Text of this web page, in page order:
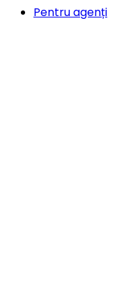
Pentru agenți